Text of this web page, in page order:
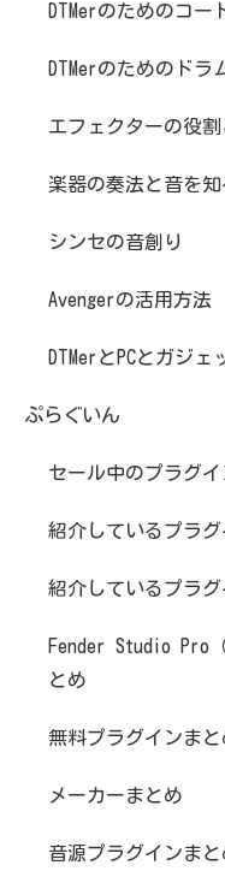
DTMerのためのコー
DTMerのためのドラ
エフェクターの役
楽器の奏法と音を知
シンセの音創り
Avengerの活用方法
DTMerとPCとガジェ
ぷらぐいん
セール中のプラグ
紹介しているプラ
紹介しているプラ
Fender Studio Pro
とめ
無料プラグインまと
メーカーまとめ
音源プラグインまと